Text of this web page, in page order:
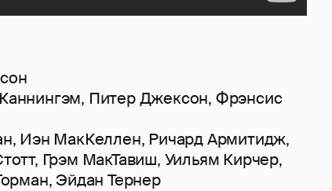
Питер Джексон, Фрэнсис
Иэн МакКеллен, Ричард Армитидж,
Грэм МакТавиш, Уильям Кирчер,
Эйдан Тернер